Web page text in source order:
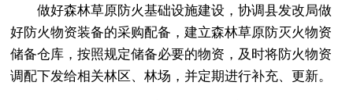
做好森林草原防火基础设施建设，协调县发改局做
好防火物资装备的采购配备，建立森林草原防灭火物资
储备仓库，按照规定储备必要的物资，及时将防火物资
调配下发给相关林区、林场，并定期进行补充、更新。